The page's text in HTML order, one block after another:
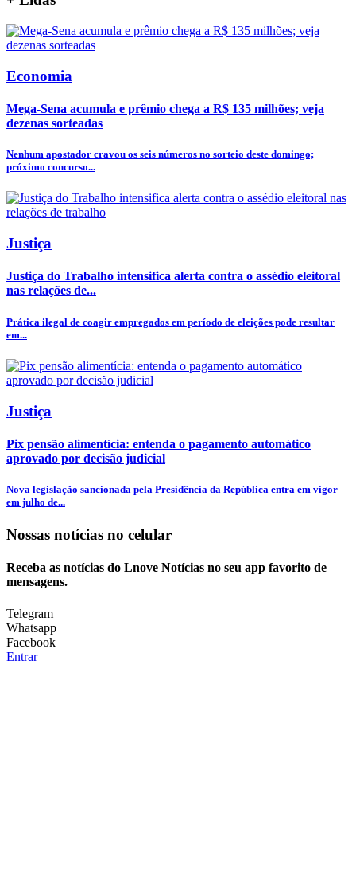
Economia
Mega-Sena acumula e prêmio chega a R$ 135 milhões; veja
dezenas sorteadas
Nenhum apostador cravou os seis números no sorteio deste domingo;
próximo concurso...
Justiça
Justiça do Trabalho intensifica alerta contra o assédio eleitoral
nas relações de...
Prática ilegal de coagir empregados em período de eleições pode resultar
em...
Justiça
Pix pensão alimentícia: entenda o pagamento automático
aprovado por decisão judicial
Nova legislação sancionada pela Presidência da República entra em vigor
em julho de...
Nossas notícias no celular
Receba as notícias do Lnove Notícias no seu app favorito de
mensagens.
Telegram
Whatsapp
Facebook
Entrar